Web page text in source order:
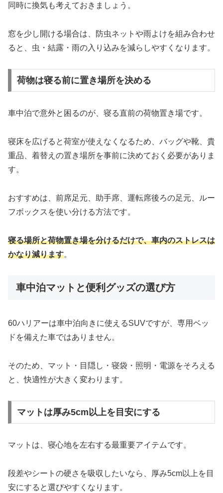
同時に換気も考えておきましょう。
窓を少し開ける場合は、防虫ネットや雨よけを組み合わせ
ると、虫・結露・雨の入り込みを減らしやすくなります。
荷物は寝る前に置き場所を決める
車中泊で意外と困るのが、寝る直前の荷物置き場です。
寝床を広げると荷室が使えなくなるため、バッグや靴、貴
重品、着替えの置き場所を事前に決めておく必要がありま
す。
おすすめは、前席足元、助手席、運転席後ろの足元、ルー
フボックスを使い分ける方法です。
寝る場所と荷物置き場を分けるだけで、車内のストレスは
かなり減ります。
車中泊マットと便利グッズの選び方
60ハリアーは車中泊向きに使えるSUVですが、専用ベッ
ドを備えた車ではありません。
そのため、マット・目隠し・寝袋・照明・電源をそろえる
と、快適性が大きく変わります。
マットは厚み5cm以上を目安にする
マットは、寝心地を左右する最重要アイテムです。
段差やシートの硬さを吸収したいなら、厚み5cm以上を目
安にすると選びやすくなります。